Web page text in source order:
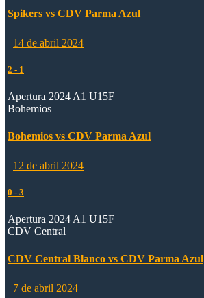
Spikers vs CDV Parma Azul
14 de abril 2024
2 - 1
Apertura 2024 A1 U15F
Bohemios
Bohemios vs CDV Parma Azul
12 de abril 2024
0 - 3
Apertura 2024 A1 U15F
CDV Central
CDV Central Blanco vs CDV Parma Azul
7 de abril 2024